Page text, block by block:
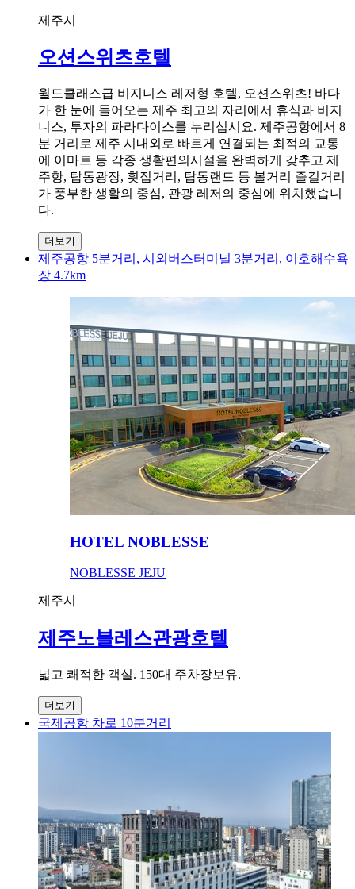
제주시
오션스위츠호텔
월드클래스급 비지니스 레저형 호텔, 오션스위츠! 바다
가 한 눈에 들어오는 제주 최고의 자리에서 휴식과 비지
니스, 투자의 파라다이스를 누리십시요. 제주공항에서 8
분 거리로 제주 시내외로 빠르게 연결되는 최적의 교통
에 이마트 등 각종 생활편의시설을 완벽하게 갖추고 제
주항, 탑동광장, 횟집거리, 탑동랜드 등 볼거리 즐길거리
가 풍부한 생활의 중심, 관광 레저의 중심에 위치했습니
다.
더보기
제주공항 5분거리, 시외버스터미널 3분거리, 이호해수욕
장 4.7km
HOTEL NOBLESSE
NOBLESSE JEJU
제주시
제주노블레스관광호텔
넓고 쾌적한 객실. 150대 주차장보유.
더보기
국제공항 차로 10분거리